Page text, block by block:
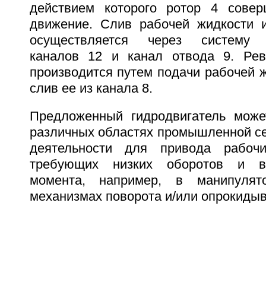
действием которого ротор 4
движение. Слив рабочей жидкости
осуществляется через систему
каналов 12 и канал отвода 9.
производится путем подачи рабочей
слив ее из канала 8.
Предложенный гидродвигатель
различных областях промышленной
деятельности для привода
требующих низких оборотов и
момента, например, в
механизмах поворота и/или